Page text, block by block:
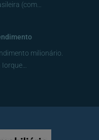
(com…
milionário.